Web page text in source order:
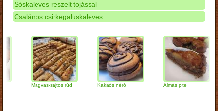
Sóskaleves reszelt tojással
Csalános csirkegaluskaleves
Magvas-sajtos rúd Kakaós néró Almás pite